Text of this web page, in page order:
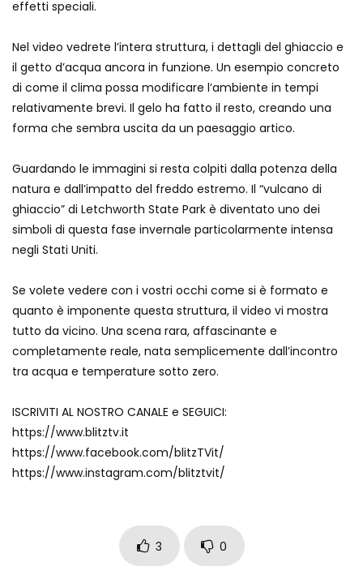
Crolla una gru a Wuhan: auto travolte,
un morto
Quattro Lune nel cielo: il raro fenomeno
visto in Russia
Il gelo trasforma un’auto in una
scultura
Auto contro una sinagoga a New York: il
video shock
calcio che provocano gli agenti Ice
effetti speciali.
Nel video vedrete l’intera struttura, i dettagli del ghiaccio e
il getto d’acqua ancora in funzione. Un esempio concreto
di come il clima possa modificare l’ambiente in tempi
relativamente brevi. Il gelo ha fatto il resto, creando una
forma che sembra uscita da un paesaggio artico.
Guardando le immagini si resta colpiti dalla potenza della
natura e dall’impatto del freddo estremo. Il “vulcano di
ghiaccio” di Letchworth State Park è diventato uno dei
simboli di questa fase invernale particolarmente intensa
negli Stati Uniti.
Se volete vedere con i vostri occhi come si è formato e
quanto è imponente questa struttura, il video vi mostra
tutto da vicino. Una scena rara, affascinante e
completamente reale, nata semplicemente dall’incontro
tra acqua e temperature sotto zero.
ISCRIVITI AL NOSTRO CANALE e SEGUICI:
https://www.blitztv.it
https://www.facebook.com/blitzTVit/
https://www.instagram.com/blitztvit/
3 0